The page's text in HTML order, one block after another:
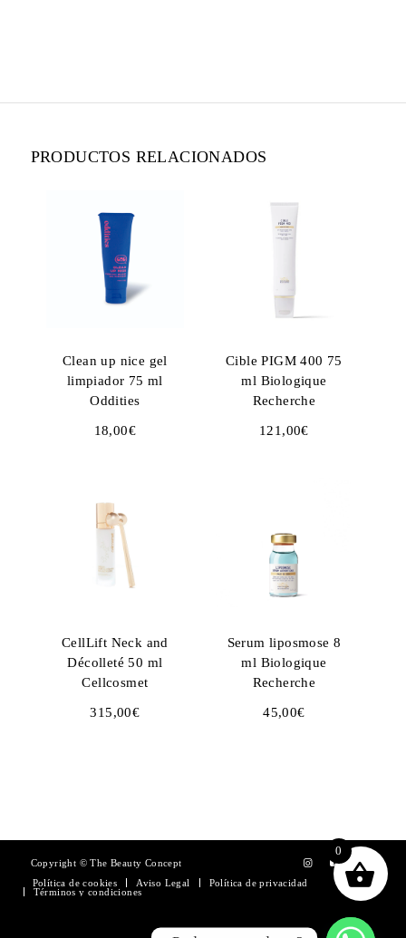
PRODUCTOS RELACIONADOS
Clean up nice gel
limpiador 75 ml
Oddities
18,00€
Cible PIGM 400 75
ml Biologique
Recherche
121,00€
CellLift Neck and
Décolleté 50 ml
Cellcosmet
315,00€
Serum liposmose 8
ml Biologique
Recherche
45,00€
Copyright © The Beauty Concept
Política de cookies
Aviso Legal
Política de privacidad
Términos y condiciones
0
Esta Web utiliza cookies propias y de
terceros necesarias para su funcionamiento,
para analizar sus hábitos de navegación y
para servir publicidad personalizada.